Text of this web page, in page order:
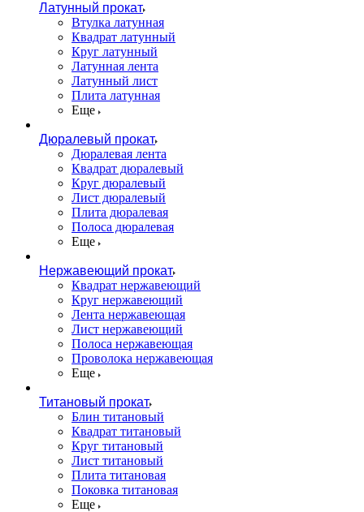
Латунный прокат
Втулка латунная
Квадрат латунный
Круг латунный
Латунная лента
Латунный лист
Плита латунная
Еще
Дюралевый прокат
Дюралевая лента
Квадрат дюралевый
Круг дюралевый
Лист дюралевый
Плита дюралевая
Полоса дюралевая
Еще
Нержавеющий прокат
Квадрат нержавеющий
Круг нержавеющий
Лента нержавеющая
Лист нержавеющий
Полоса нержавеющая
Проволока нержавеющая
Еще
Титановый прокат
Блин титановый
Квадрат титановый
Круг титановый
Лист титановый
Плита титановая
Поковка титановая
Еще